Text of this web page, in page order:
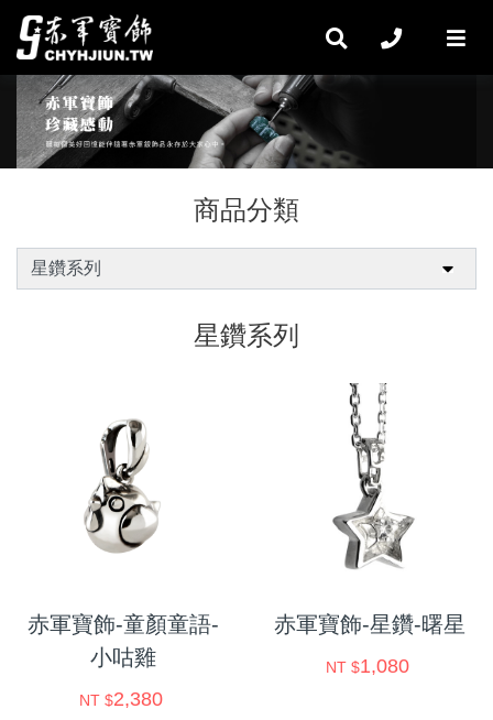
商品分類
星鑽系列
赤軍寶飾-童顏童語-
小咕雞
NT $2,380
赤軍寶飾-星鑽-曙星
NT $1,080